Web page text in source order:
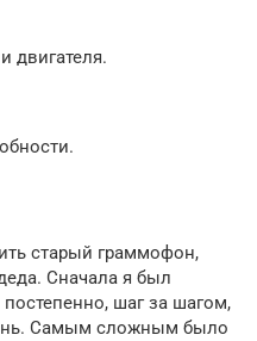
двигателя.
старый граммофон,
Сначала я был
постепенно, шаг за шагом,
Самым сложным было